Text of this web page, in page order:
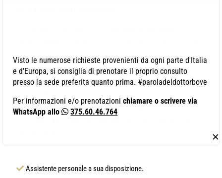
Solitamente rispondiamo a tutte vostre richieste di informazioni
pervenute dal nostro sito in massimo 24/48 ore dalla ricezione
Per prenotare una visita specialistica con il Dott. Pierfrancesco
Assistente personale a sua disposizione.
✕
Visto le numerose richieste provenienti da ogni parte d'Italia
e d'Europa, si consiglia di prenotare il proprio consulto
presso la sede preferita quanto prima. #paroladeldottorbove
Per informazioni e/o prenotazionichiamare o scrivere via
WhatsApp allo
375.60.46.764